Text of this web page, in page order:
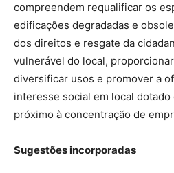
compreendem requalificar os
edificações degradadas e
dos direitos e resgate da
vulnerável do local,
diversificar usos e promover a
interesse social em local
próximo à concentração de
Sugestões incorporadas